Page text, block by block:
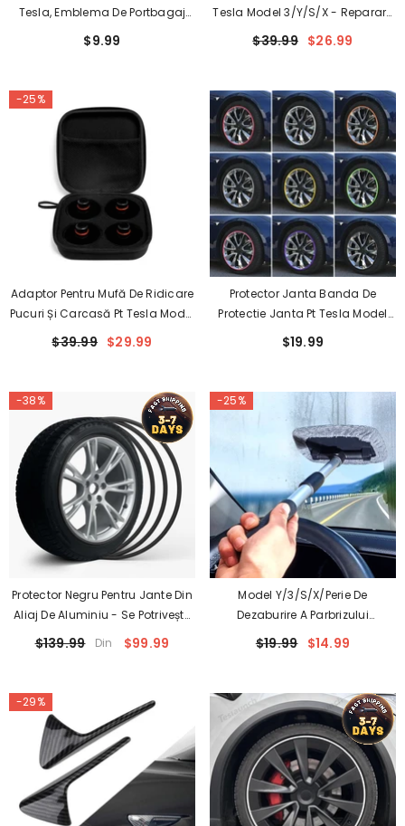
Tesla, Emblema De Portbagaj
Din Aluminiu Turnat Sub
$9.99
Tesla Model 3/Y/S/X - Reparare
DIY Curb Rash Cu Vopsea Pentru
$39.99 $26.99
-25%
Adaptor Pentru Mufă De Ridicare
Pucuri Și Carcasă Pt Tesla Model
S/X/3/Y (2017-2024)
$39.99 $29.99
Protector Janta Banda De
Protectie Janta Pt Tesla Model
3/Y/S/X (4 Roți)
$19.99
-38%
Protector Negru Pentru Jante Din
Aliaj De Aluminiu - Se Potrivește
Tuturor Mașinilor (4 Buc)
$139.99 Din $99.99
-25%
Model Y/3/S/X/Perie De
Dezaburire A Parbrizului
Cybertruck /Perie De Curatare
$19.99 $14.99
-29%